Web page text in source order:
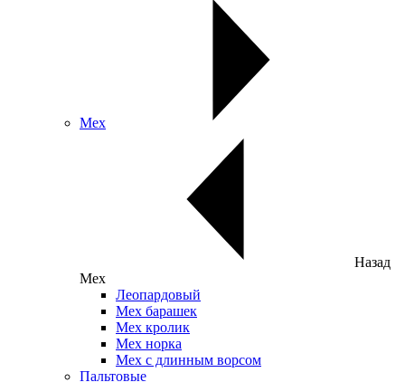
Мех
Назад
Мех
Леопардовый
Мех барашек
Мех кролик
Мех норка
Мех с длинным ворсом
Пальтовые